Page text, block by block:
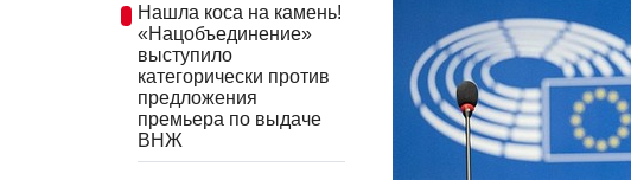
Нашла коса на камень!
«Нацобъединение»
выступило
категорически против
предложения
премьера по выдаче
ВНЖ